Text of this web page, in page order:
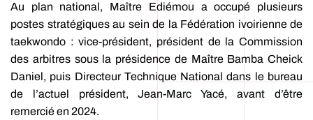
Au plan national, Maître Ediémou a occupé plusieurs
postes stratégiques au sein de la Fédération ivoirienne de
taekwondo : vice-président, président de la Commission
des arbitres sous la présidence de Maître Bamba Cheick
Daniel, puis Directeur Technique National dans le bureau
de l’actuel président, Jean-Marc Yacé, avant d’être
remercié en 2024.